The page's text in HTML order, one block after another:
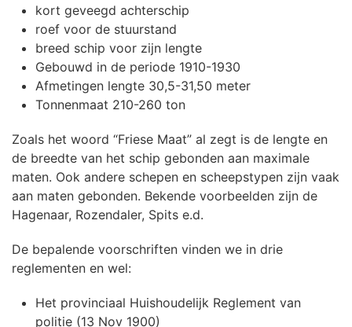
kort geveegd achterschip
roef voor de stuurstand
breed schip voor zijn lengte
Gebouwd in de periode 1910-1930
Afmetingen lengte 30,5-31,50 meter
Tonnenmaat 210-260 ton
Zoals het woord “Friese Maat” al zegt is de lengte en
de breedte van het schip gebonden aan maximale
maten. Ook andere schepen en scheepstypen zijn vaak
aan maten gebonden. Bekende voorbeelden zijn de
Hagenaar, Rozendaler, Spits e.d.
De bepalende voorschriften vinden we in drie
reglementen en wel:
Het provinciaal Huishoudelijk Reglement van
politie (13 Nov 1900)